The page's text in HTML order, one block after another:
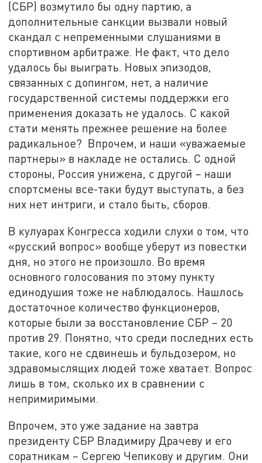
(СБР) возмутило бы одну партию, а
дополнительные санкции вызвали новый
скандал с непременными слушаниями в
спортивном арбитраже. Не факт, что дело
удалось бы выиграть. Новых эпизодов,
связанных с допингом, нет, а наличие
государственной системы поддержки его
применения доказать не удалось. С какой
стати менять прежнее решение на более
радикальное? Впрочем, и наши «уважаемые
партнеры» в накладе не остались. С одной
стороны, Россия унижена, с другой – наши
спортсмены все-таки будут выступать, а без
них нет интриги, и стало быть, сборов.
В кулуарах Конгресса ходили слухи о том, что
«русский вопрос» вообще уберут из повестки
дня, но этого не произошло. Во время
основного голосования по этому пункту
единодушия тоже не наблюдалось. Нашлось
достаточное количество функционеров,
которые были за восстановление СБР – 20
против 29. Понятно, что среди последних есть
такие, кого не сдвинешь и бульдозером, но
здравомыслящих людей тоже хватает. Вопрос
лишь в том, сколько их в сравнении с
непримиримыми.
Впрочем, это уже задание на завтра
президенту СБР Владимиру Драчеву и его
соратникам – Сергею Чепикову и другим. Они